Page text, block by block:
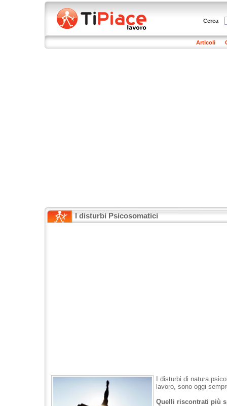
Cerca
Articoli
I disturbi Psicosomatici
I disturbi di natura
lavoro, sono oggi
Quelli riscontrati più